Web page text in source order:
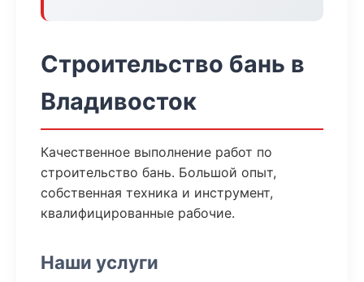
Строительство бань в
Владивосток
Качественное выполнение работ по
строительство бань. Большой опыт,
собственная техника и инструмент,
квалифицированные рабочие.
Наши услуги